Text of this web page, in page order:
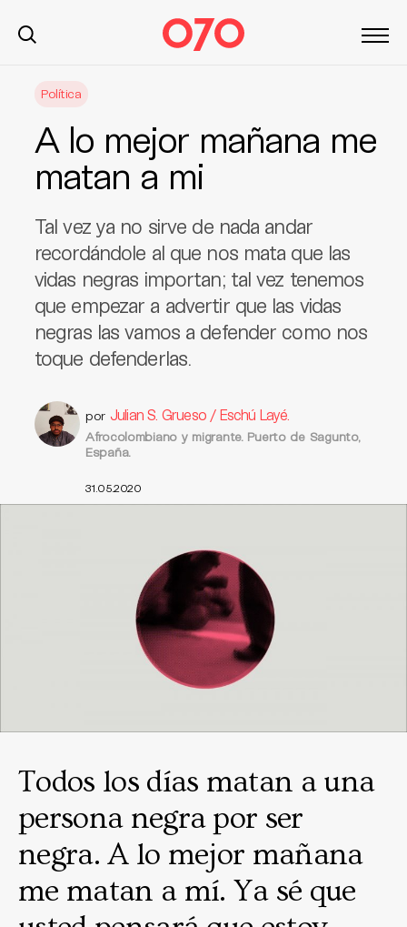
Política
A lo mejor mañana me
matan a mi
Tal vez ya no sirve de nada andar
recordándole al que nos mata que las
vidas negras importan; tal vez tenemos
que empezar a advertir que las vidas
negras las vamos a defender como nos
toque defenderlas.
por Julian S. Grueso / Eschú Layé.
Afrocolombiano y migrante. Puerto de Sagunto,
España.
31.05.2020
Todos los días matan a una
persona negra por ser
negra. A lo mejor mañana
me matan a mí. Ya sé que